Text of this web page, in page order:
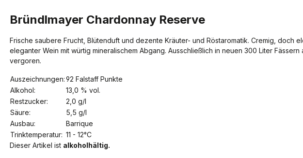
Bründlmayer Chardonnay Reserve
Frische saubere Frucht, Blütenduft und dezente Kräuter- und Röstaromatik. Cremig, doch
eleganter Wein mit würtig mineralischem Abgang. Ausschließlich in neuen 300 Liter
vergoren.
Auszeichnungen:92 Falstaff Punkte
Alkohol:
13,0 % vol.
Restzucker:
2,0 g/l
Säure:
5,5 g/l
Ausbau:
Barrique
Trinktemperatur: 11 - 12°C
Dieser Artikel ist alkoholhältig.